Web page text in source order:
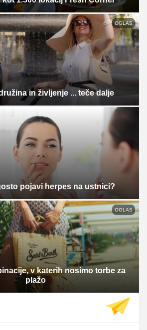
OGLAS
in življenje ... teče dalje
pojavi herpes na ustnici?
OGLAS
v katerih nosimo torbe za
plažo